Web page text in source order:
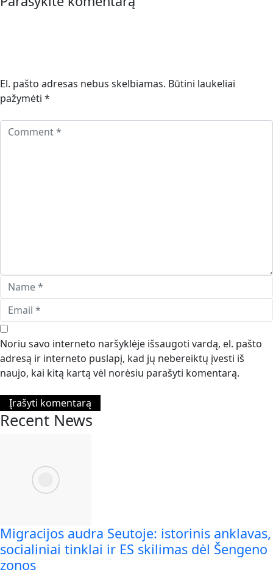
El. pašto adresas nebus skelbiamas. Būtini laukeliai
pažymėti *
Noriu savo interneto naršyklėje išsaugoti vardą, el. pašto
adresą ir interneto puslapį, kad jų nebereiktų įvesti iš
naujo, kai kitą kartą vėl norėsiu parašyti komentarą.
Recent News
Migracijos audra Seutoje: istorinis anklavas,
socialiniai tinklai ir ES skilimas dėl Šengeno
zonos